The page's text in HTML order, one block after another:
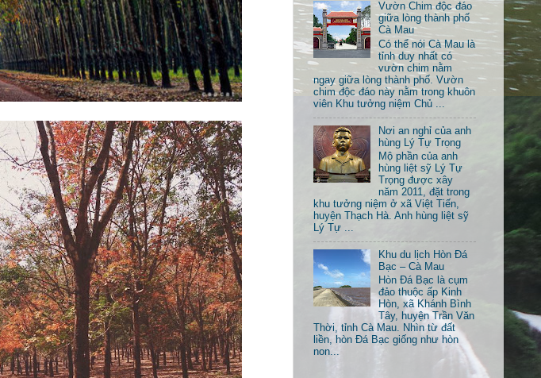
Vườn Chim độc đáo
giữa lòng thành phố
Cà Mau
Có thể nói Cà Mau là
tỉnh duy nhất có
vườn chim nằm
ngay giữa lòng thành phố. Vườn
chim độc đáo này nằm trong khuôn
viên Khu tưởng niệm Chủ ...
Nơi an nghỉ của anh
hùng Lý Tự Trọng
Mộ phần của anh
hùng liệt sỹ Lý Tự
Trọng được xây
năm 2011, đặt trong
khu tưởng niệm ở xã Việt Tiến,
huyện Thạch Hà. Anh hùng liệt sỹ
Lý Tự ...
Khu du lịch Hòn Đá
Bạc – Cà Mau
Hòn Đá Bạc là cụm
đảo thuộc ấp Kinh
Hòn, xã Khánh Bình
Tây, huyện Trần Văn
Thời, tỉnh Cà Mau. Nhìn từ đất
liền, hòn Đá Bạc giống như hòn
non...